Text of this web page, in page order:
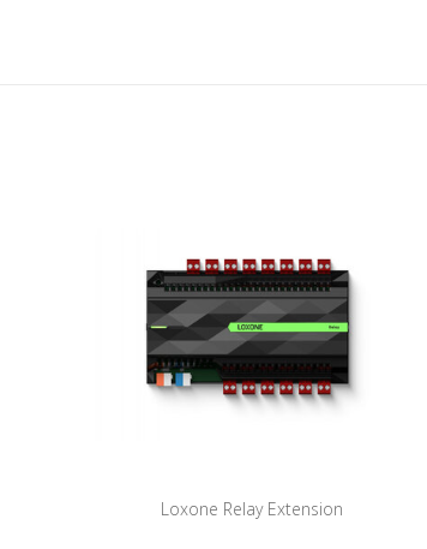
Loxone Relay Extension